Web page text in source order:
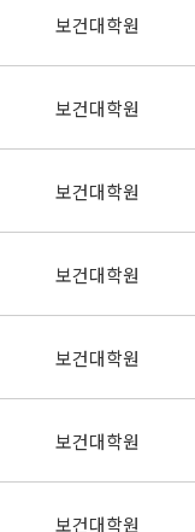
보건대학원
보건대학원
보건대학원
보건대학원
보건대학원
보건대학원
보건대학원